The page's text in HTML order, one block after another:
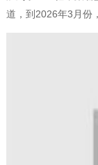
道，到2026年3月份